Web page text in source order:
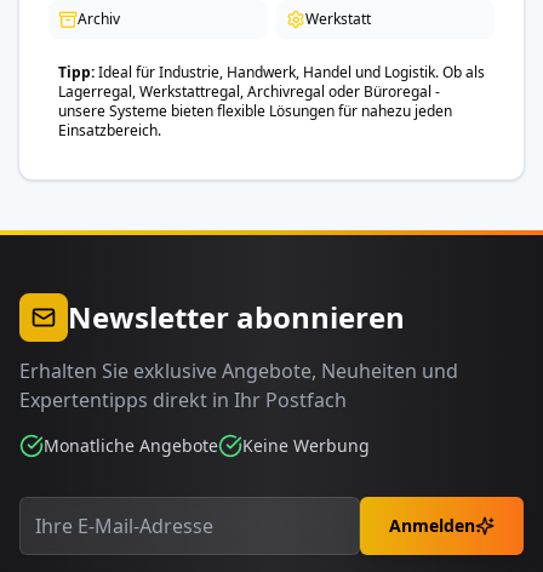
Archiv Werkstatt
Tipp Ideal für Industrie, Handwerk, Handel und Logistik. Ob als
Lagerregal, Werkstattregal, Archivregal oder Büroregal -
unsere Systeme bieten flexible Lösungen für nahezu jeden
Einsatzbereich.
Newsletter abonnieren
Erhalten Sie exklusive Angebote, Neuheiten und
Expertentipps direkt in Ihr Postfach
Monatliche Angebote Keine Werbung
Anmelden